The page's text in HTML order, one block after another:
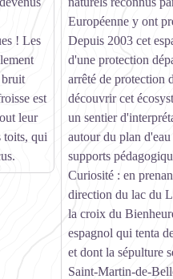
! Les
bruit
est
leur
toits, qui
Européenne y ont
Depuis 2003 cet
d'une protection
arrêté de protection
découvrir cet
un sentier
autour du plan d'eau
supports
Curiosité : en
direction du lac du
la croix du
espagnol qui tenta
et dont la sépulture
Saint-Martin-de-